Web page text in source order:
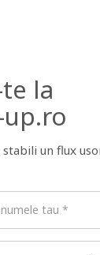
la
un flux